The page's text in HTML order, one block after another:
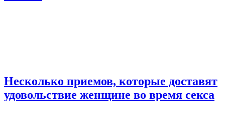
Несколько приемов, которые доставят
удовольствие женщине во время секса